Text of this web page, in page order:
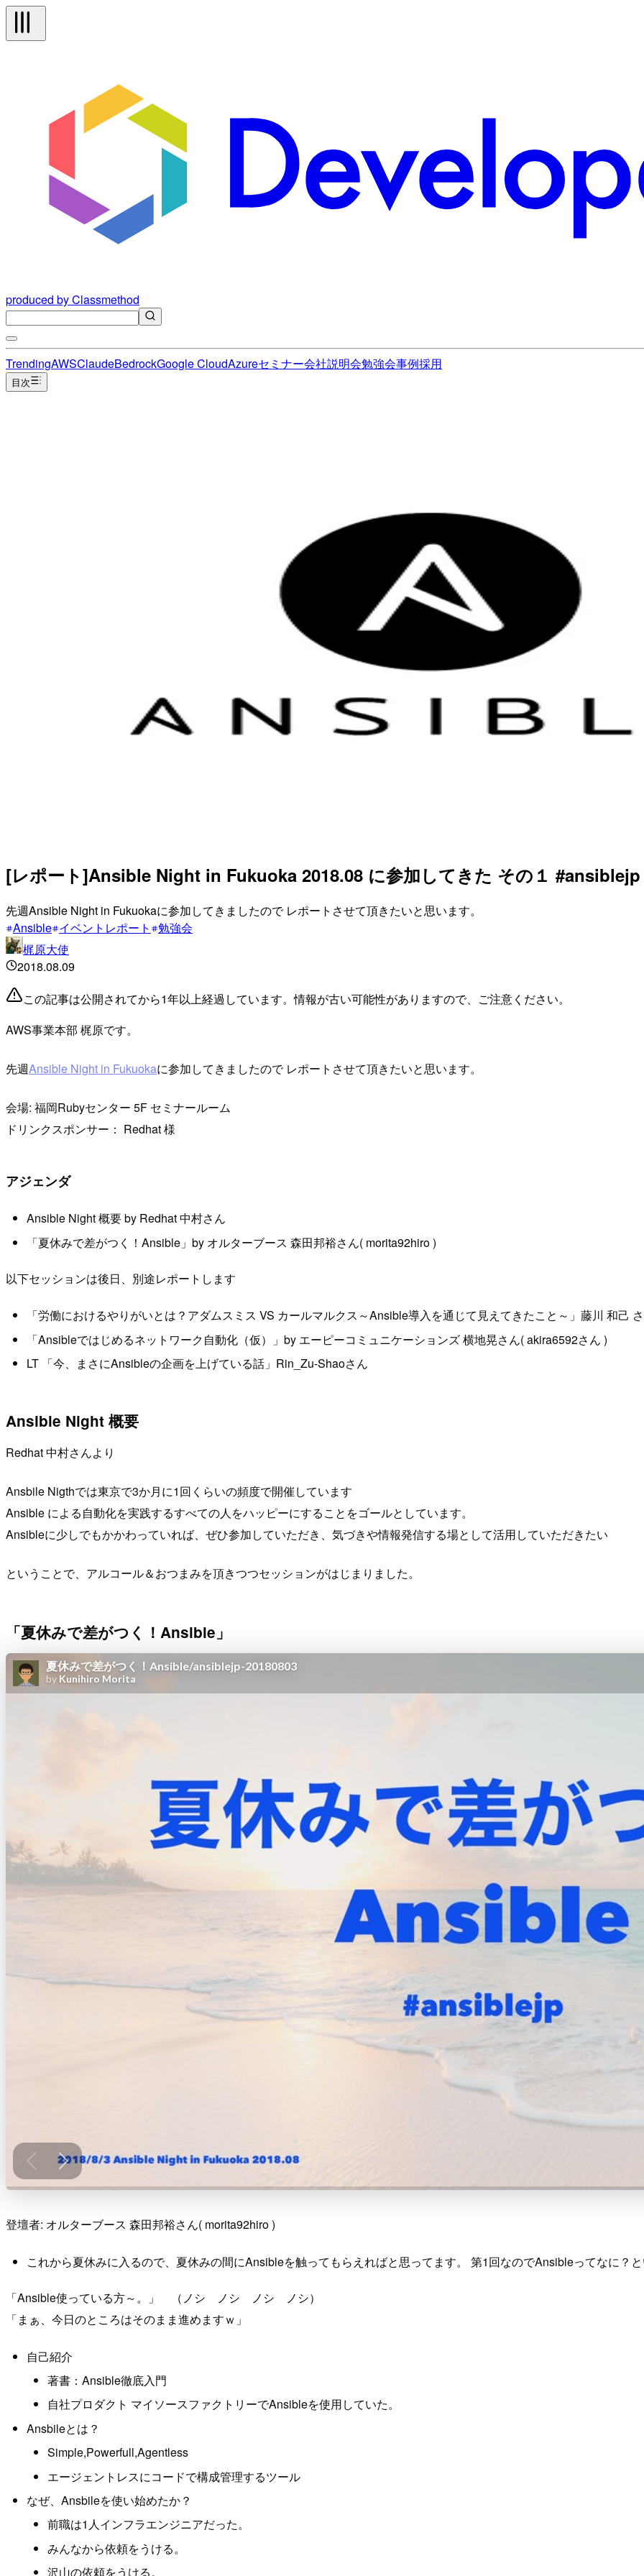
produced by Classmethod
TrendingAWSClaudeBedrockGoogle CloudAzureセミナー会社説明会勉強会事例採用
目次
[レポート]Ansible Night in Fukuoka 2018.08 に参加してきた その１ #ansiblejp
先週Ansible Night in Fukuokaに参加してきましたので レポートさせて頂きたいと思います。
Ansible イベントレポート
勉強会
梶原大使
2018.08.09
この記事は公開されてから1年以上経過しています。情報が古い可能性がありますので、ご注意ください。
AWS事業本部 梶原です。
先週Ansible Night in Fukuokaに参加してきましたので レポートさせて頂きたいと思います。
会場: 福岡Rubyセンター 5F セミナールーム
ドリンクスポンサー： Redhat 様
アジェンダ
Ansible Night 概要 by Redhat 中村さん
「夏休みで差がつく！Ansible」by オルターブース 森田邦裕さん( morita92hiro )
以下セッションは後日、別途レポートします
「労働におけるやりがいとは？アダムスミス VS カールマルクス～Ansible導入を通じて見えてきたこと～」藤川 和己
「Ansibleではじめるネットワーク自動化（仮）」by エーピーコミュニケーションズ 横地晃さん( akira6592さん )
LT 「今、まさにAnsibleの企画を上げている話」Rin_Zu-Shaoさん
Ansible Night 概要
Redhat 中村さんより
Ansbile Nigthでは東京で3か月に1回くらいの頻度で開催しています
Ansible による自動化を実践するすべての人をハッピーにすることをゴールとしています。
Ansibleに少しでもかかわっていれば、ぜひ参加していただき、気づきや情報発信する場として活用していただきたい
ということで、アルコール＆おつまみを頂きつつセッションがはじまりました。
「夏休みで差がつく！Ansible」
登壇者: オルターブース 森田邦裕さん( morita92hiro )
これから夏休みに入るので、夏休みの間にAnsibleを触ってもらえればと思ってます。 第1回なのでAnsibleってなに？
「Ansible使っている方～。」 （ノシ ノシ ノシ ノシ）
「まぁ、今日のところはそのまま進めますｗ」
自己紹介
著書：Ansible徹底入門
自社プロダクト マイソースファクトリーでAnsibleを使用していた。
Ansbileとは？
Simple,Powerfull,Agentless
エージェントレスにコードで構成管理するツール
なぜ、Ansbileを使い始めたか？
前職は1人インフラエンジニアだった。
みんなから依頼をうける。
沢山の依頼をうける。